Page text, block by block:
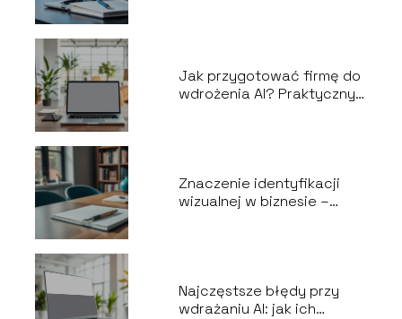
Jak przygotować firmę do
wdrożenia AI? Praktyczny
Znaczenie identyfikacji
wizualnej w biznesie –
Najczęstsze błędy przy
wdrażaniu AI: jak ich